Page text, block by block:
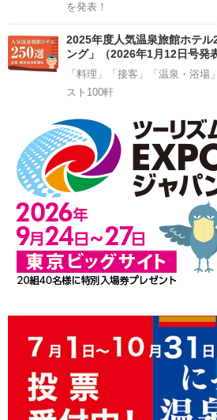
を発表！
2025年度人気温泉旅館ホテ
ング」（2026年1月12日号発
「料理」「接客」「温泉・浴
スト100軒